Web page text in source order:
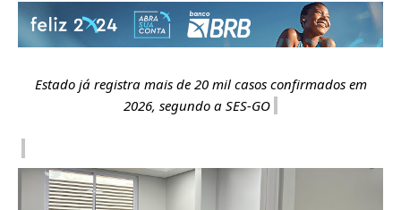
Estado já registra mais de 20 mil casos confirmados em
2026, segundo a SES-GO